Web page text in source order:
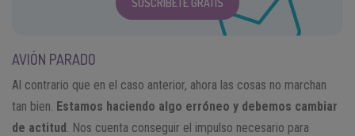
AVIÓN PARADO
Al contrario que en el caso anterior, ahora las cosas no marchan
tan bien. Estamos haciendo algo erróneo y debemos cambiar
de actitud . Nos cuenta conseguir el impulso necesario para